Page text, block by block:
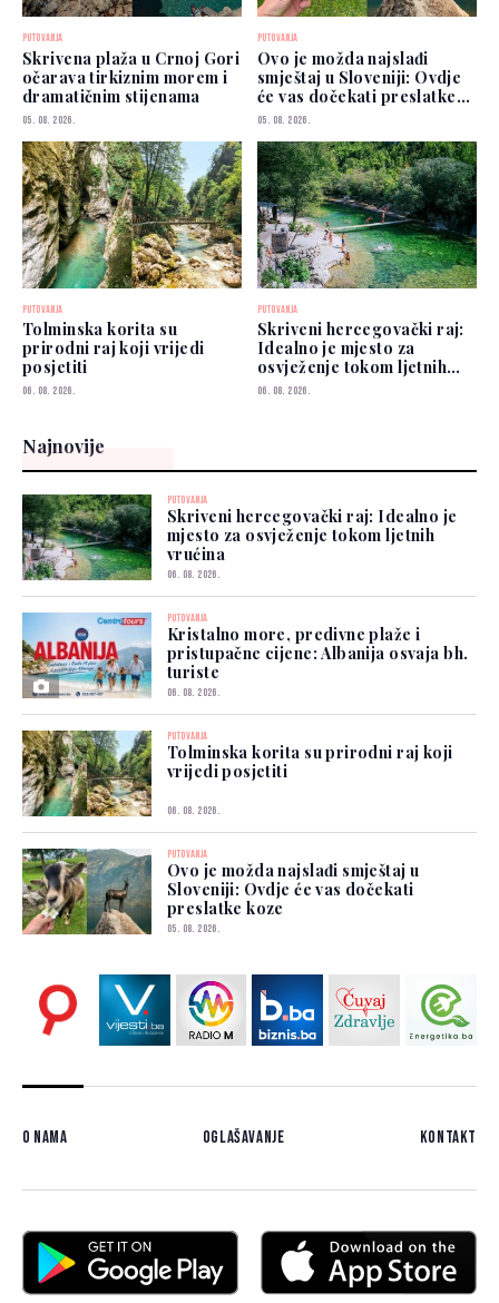
PUTOVANJA
Skrivena plaža u Crnoj Gori
očarava tirkiznim morem i
dramatičnim stijenama
05. 08. 2026.
PUTOVANJA
Ovo je možda najslađi
smještaj u Sloveniji: Ovdje
će vas dočekati preslatke
koze
05. 08. 2026.
PUTOVANJA
Tolminska korita su
prirodni raj koji vrijedi
posjetiti
06. 08. 2026.
PUTOVANJA
Skriveni hercegovački raj:
Idealno je mjesto za
osvježenje tokom ljetnih
vrućina
06. 08. 2026.
Najnovije
PUTOVANJA
Skriveni hercegovački raj: Idealno je
mjesto za osvježenje tokom ljetnih
vrućina
06. 08. 2026.
PUTOVANJA
Kristalno more, predivne plaže i
pristupačne cijene: Albanija osvaja bh.
turiste
06. 08. 2026.
PUTOVANJA
Tolminska korita su prirodni raj koji
vrijedi posjetiti
06. 08. 2026.
PUTOVANJA
Ovo je možda najslađi smještaj u
Sloveniji: Ovdje će vas dočekati
preslatke koze
05. 08. 2026.
O nama Oglašavanje Kontakt